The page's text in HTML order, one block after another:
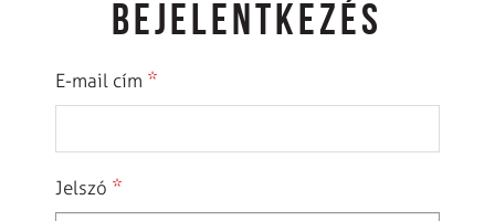
BEJELENTKEZÉS
E-mail cím *
Jelszó *